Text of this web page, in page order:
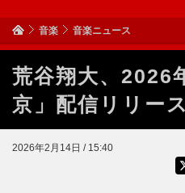
音楽 音楽ニュース
荒谷翔大、2026
京」配信リリー
2026年2月14日 / 15:40